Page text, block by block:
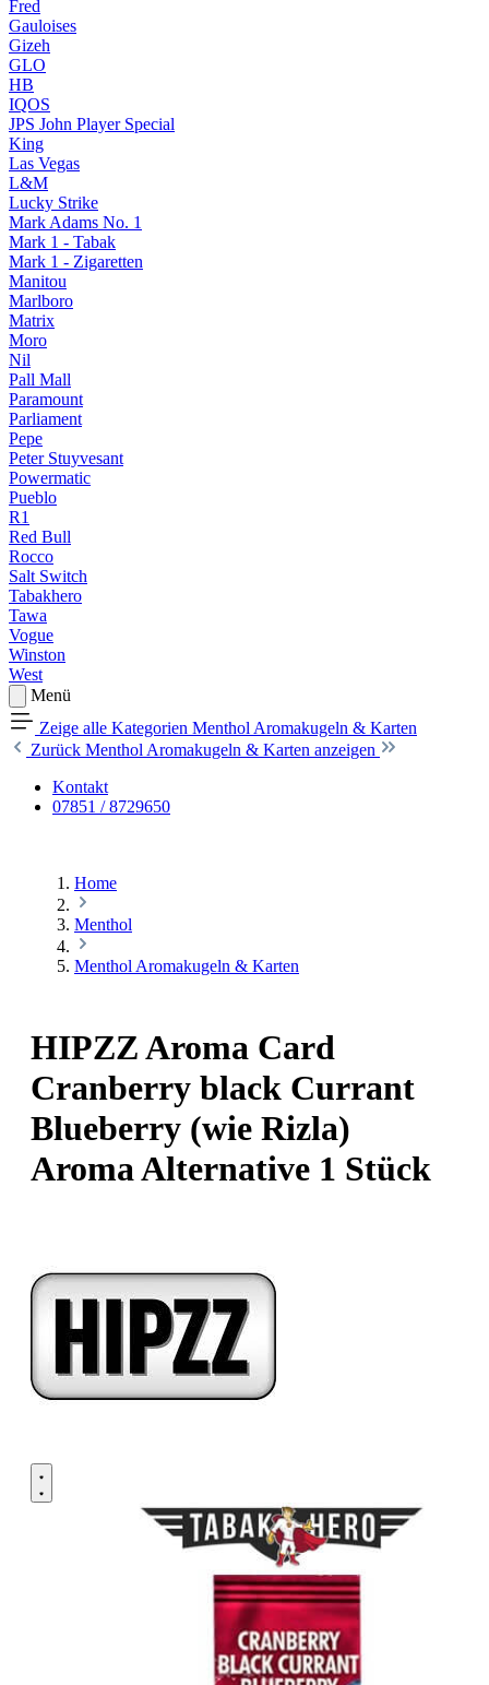
Fred
Gauloises
Gizeh
GLO
HB
IQOS
JPS John Player Special
King
Las Vegas
L&M
Lucky Strike
Mark Adams No. 1
Mark 1 - Tabak
Mark 1 - Zigaretten
Manitou
Marlboro
Matrix
Moro
Nil
Pall Mall
Paramount
Parliament
Pepe
Peter Stuyvesant
Powermatic
Pueblo
R1
Red Bull
Rocco
Salt Switch
Tabakhero
Tawa
Vogue
Winston
West
Menü
Zeige alle Kategorien Menthol Aromakugeln & Karten
Zurück Menthol Aromakugeln & Karten anzeigen
Kontakt
07851 / 8729650
Home
Menthol
Menthol Aromakugeln & Karten
HIPZZ Aroma Card
Cranberry black Currant
Blueberry (wie Rizla)
Aroma Alternative 1 Stück